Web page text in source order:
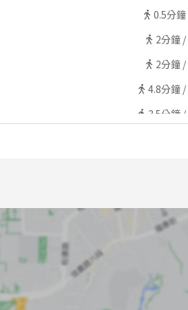
0.5分
2分鐘 /
2分鐘 /
4.8分鐘 /
3.5分鐘 /
分鐘 /